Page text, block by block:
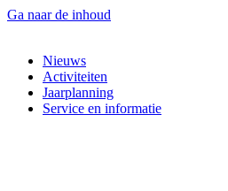
Ga naar de inhoud
Nieuws
Activiteiten
Jaarplanning
Service en informatie